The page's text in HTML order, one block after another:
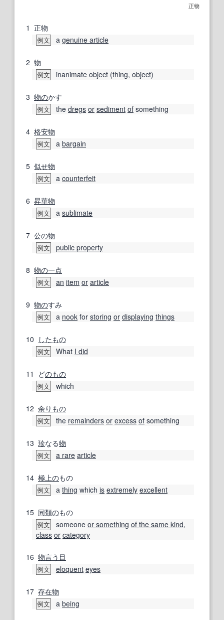
正物
1 正物
例文 a genuine article
2 物
例文 inanimate object (thing, object)
3 物のかす
例文 the dregs or sediment of something
4 格安物
例文 a bargain
5 似せ物
例文 a counterfeit
6 昇華物
例文 a sublimate
7 公の物
例文 public property
8 物の一点
例文 an item or article
9 物のすみ
例文 a nook for storing or displaying things
10 したもの
例文 What I did
11 どのもの
例文 which
12 余りもの
例文 the remainders or excess of something
13 珍なる物
例文 a rare article
14 極上のもの
例文 a thing which is extremely excellent
15 同類のもの
例文 someone or something of the same kind,
class or category
16 物言う 目
例文 eloquent eyes
17 存在物
例文 a being